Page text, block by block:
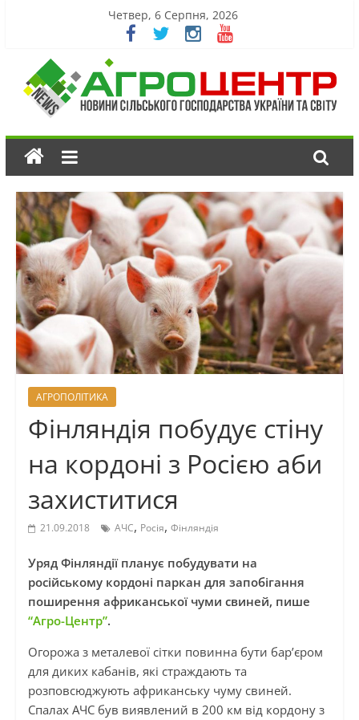
Четвер, 6 Серпня, 2026
АГРОПОЛІТИКА
Фінляндія побудує стіну
на кордоні з Росією аби
захиститися
21.09.2018 АЧС, Росія, Фінляндія
Уряд Фінляндії планує побудувати на
російському кордоні паркан для запобігання
поширення африканської чуми свиней, пише
“Агро-Центр”.
Огорожа з металевої сітки повинна бути бар’єром
для диких кабанів, які страждають та
розповсюджують африканську чуму свиней.
Спалах АЧС був виявлений ​​в 200 км від кордону з